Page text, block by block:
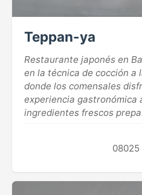
Teppan-ya
Restaurante japonés en
en la técnica de cocción a
donde los comensales
experiencia gastronómica
ingredientes frescos